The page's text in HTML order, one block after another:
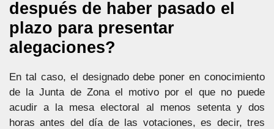
después de haber pasado el
plazo para presentar
alegaciones?
En tal caso, el designado debe poner en conocimiento
de la Junta de Zona el motivo por el que no puede
acudir a la mesa electoral al menos setenta y dos
horas antes del día de las votaciones, es decir, tres